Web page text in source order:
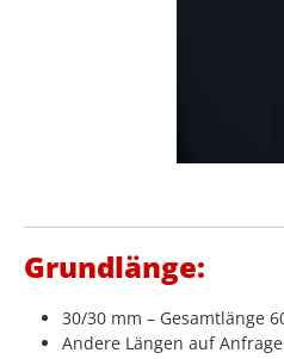
Grundlänge:
30/30 mm – Gesamtlänge
Andere Längen auf